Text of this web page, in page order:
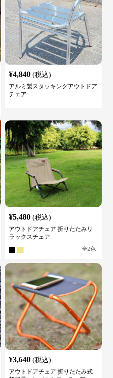
¥4,840 (税込)
アルミ製スタッキングアウトドア
チェア
¥5,480 (税込)
アウトドアチェア 折りたたみリ
ラックスチェア
全2色
¥3,640 (税込)
アウトドアチェア 折りたたみ式